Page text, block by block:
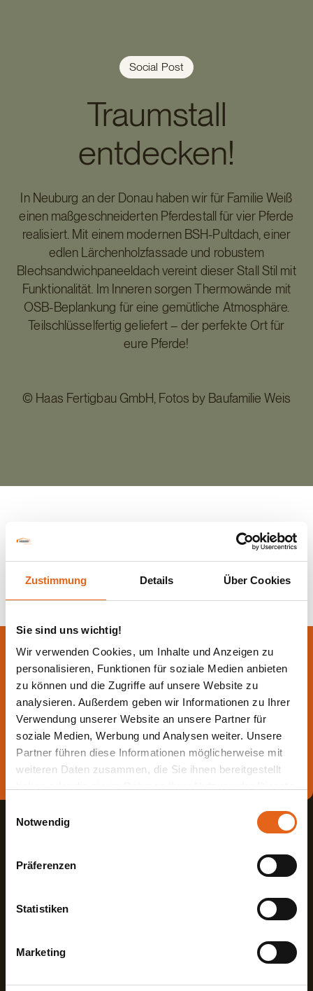
Zustimmung Details Über Cookies
Sie sind uns wichtig!
Wir verwenden Cookies, um Inhalte und Anzeigen zu
personalisieren, Funktionen für soziale Medien anbieten
zu können und die Zugriffe auf unsere Website zu
analysieren. Außerdem geben wir Informationen zu Ihrer
Verwendung unserer Website an unsere Partner für
soziale Medien, Werbung und Analysen weiter. Unsere
Partner führen diese Informationen möglicherweise mit
weiteren Daten zusammen, die Sie ihnen bereitgestellt
Bitte beachten Sie, dass einige der Partner auch Daten in
Drittländer übermitteln können, in denen möglicherweise
ein anderes Datenschutzniveau besteht als in der EU.
Übereinstimmung mit den geltenden
unsere Webseite weiterhin nutzen.
Notwendig
Präferenzen
Statistiken
Marketing
Social Post
Traumstall
entdecken!
In Neuburg an der Donau haben wir für Familie Weiß
einen maßgeschneiderten Pferdestall für vier Pferde
realisiert. Mit einem modernen BSH-Pultdach, einer
edlen Lärchenholzfassade und robustem
Blechsandwichpaneeldach vereint dieser Stall Stil mit
Funktionalität. Im Inneren sorgen Thermowände mit
OSB-Beplankung für eine gemütliche Atmosphäre.
Teilschlüsselfertig geliefert – der perfekte Ort für
eure Pferde!
©️ Haas Fertigbau GmbH, Fotos by Baufamilie Weis
Lassen Sie sich jetzt
beraten.
Die beste Beratung ist die persönliche - von einem Haas
Fachberater in Ihrer Nähe!
Direkt Termin vereinbaren
Deutschland